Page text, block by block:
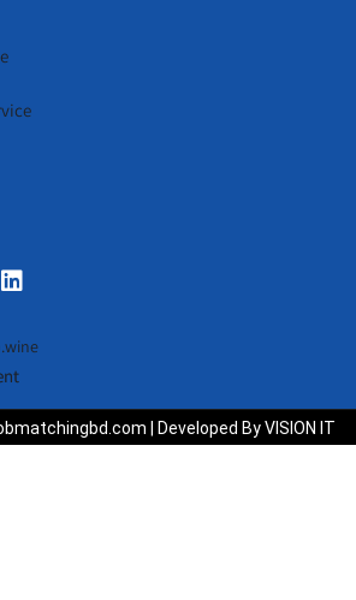
| Developed By VISION IT